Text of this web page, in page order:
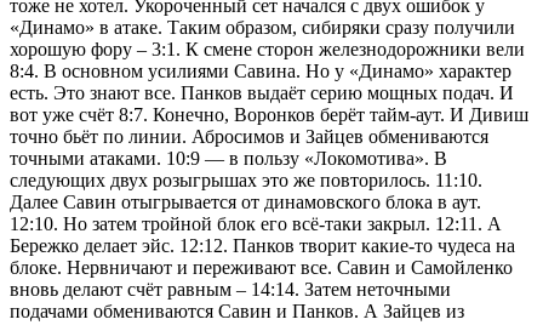
тоже не хотел. Укороченный сет начался с двух ошибок у
«Динамо» в атаке. Таким образом, сибиряки сразу получили
хорошую фору – 3:1. К смене сторон железнодорожники вели
8:4. В основном усилиями Савина. Но у «Динамо» характер
есть. Это знают все. Панков выдаёт серию мощных подач. И
вот уже счёт 8:7. Конечно, Воронков берёт тайм-аут. И Дивиш
точно бьёт по линии. Абросимов и Зайцев обмениваются
точными атаками. 10:9 — в пользу «Локомотива». В
следующих двух розыгрышах это же повторилось. 11:10.
Далее Савин отыгрывается от динамовского блока в аут.
12:10. Но затем тройной блок его всё-таки закрыл. 12:11. А
Бережко делает эйс. 12:12. Панков творит какие-то чудеса на
блоке. Нервничают и переживают все. Савин и Самойленко
вновь делают счёт равным – 14:14. Затем неточными
подачами обмениваются Савин и Панков. А Зайцев из